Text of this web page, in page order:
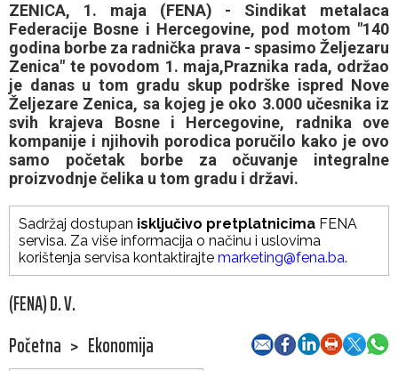
ZENICA, 1. maja (FENA) - Sindikat metalaca
Federacije Bosne i Hercegovine, pod motom "140
godina borbe za radnička prava - spasimo Željezaru
Zenica" te povodom 1. maja,Praznika rada, održao
je danas u tom gradu skup podrške ispred Nove
Željezare Zenica, sa kojeg je oko 3.000 učesnika iz
svih krajeva Bosne i Hercegovine, radnika ove
kompanije i njihovih porodica poručilo kako je ovo
samo početak borbe za očuvanje integralne
proizvodnje čelika u tom gradu i državi.
Sadržaj dostupan isključivo pretplatnicima FENA
servisa. Za više informacija o načinu i uslovima
korištenja servisa kontaktirajte marketing@fena.ba.
(FENA) D. V.
Početna > Ekonomija